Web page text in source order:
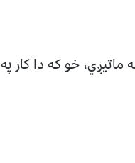
خو که دا کار په